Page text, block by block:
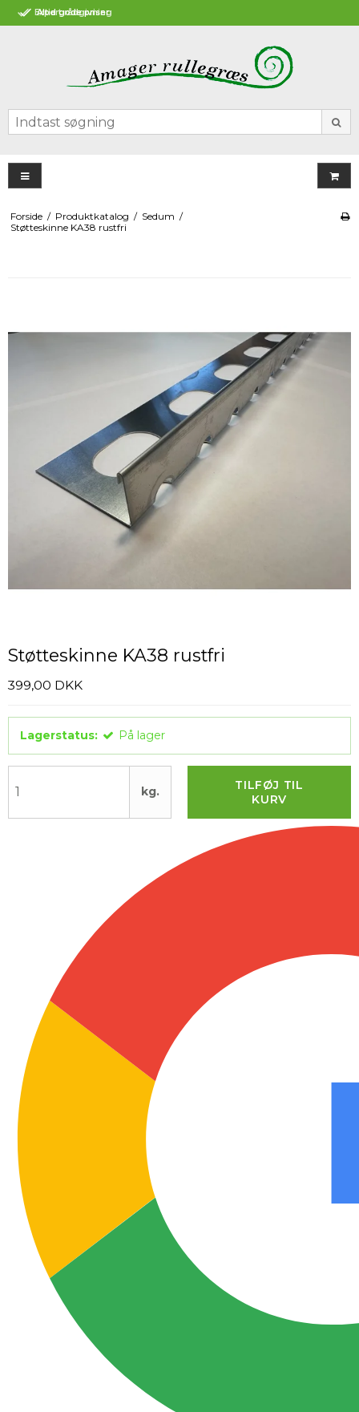
Altid gode priser
Forside / Produktkatalog / Sedum /
Støtteskinne KA38 rustfri
Støtteskinne KA38 rustfri
399,00 DKK
Lagerstatus: På lager
kg.
TILFØJ TIL
KURV